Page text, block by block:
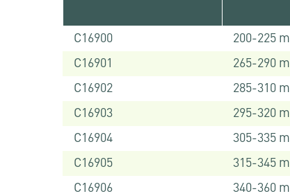
C16900 200-225
C16901
265-290
C16902
285-310
C16903
295-320
C16904
305-335
C16905
315-345
C16906
340-360